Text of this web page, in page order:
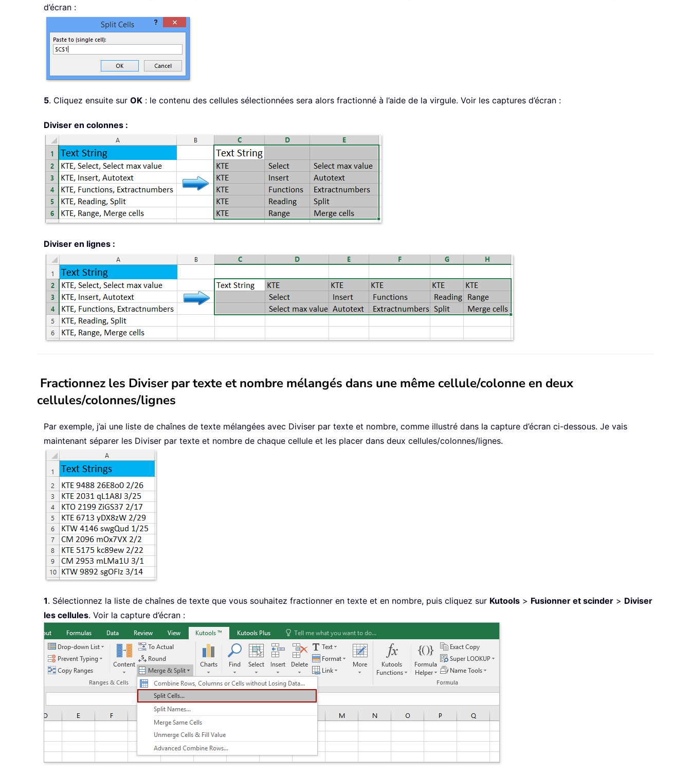
d’écran :
5. Cliquez ensuite sur OK : le contenu des cellules sélectionnées sera alors fractionné à l’aide de la virgule. Voir les captures d’écran :
Diviser en colonnes :
Diviser en lignes :
Fractionnez les Diviser par texte et nombre mélangés dans une même cellule/colonne en deux
cellules/colonnes/lignes
Par exemple, j’ai une liste de chaînes de texte mélangées avec Diviser par texte et nombre, comme illustré dans la capture d’écran ci-dessous. Je vais
maintenant séparer les Diviser par texte et nombre de chaque cellule et les placer dans deux cellules/colonnes/lignes.
1. Sélectionnez la liste de chaînes de texte que vous souhaitez fractionner en texte et en nombre, puis cliquez sur Kutools > Fusionner et scinder > Diviser
les cellules. Voir la capture d’écran :